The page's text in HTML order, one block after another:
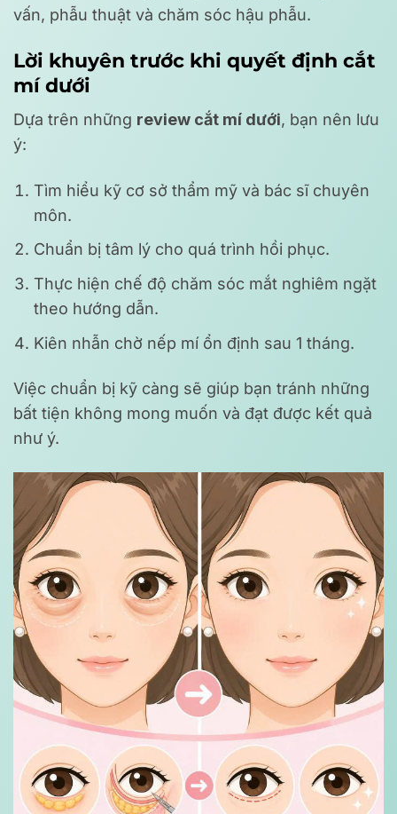
vấn, phẫu thuật và chăm sóc hậu phẫu.
Lời khuyên trước khi quyết định cắt
mí dưới
Dựa trên những review cắt mí dưới, bạn nên lưu
ý:
Tìm hiểu kỹ cơ sở thẩm mỹ và bác sĩ chuyên
môn.
Chuẩn bị tâm lý cho quá trình hồi phục.
Thực hiện chế độ chăm sóc mắt nghiêm ngặt
theo hướng dẫn.
Kiên nhẫn chờ nếp mí ổn định sau 1 tháng.
Việc chuẩn bị kỹ càng sẽ giúp bạn tránh những
bất tiện không mong muốn và đạt được kết quả
như ý.